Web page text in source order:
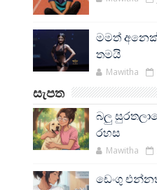
මමත්
තමයි
Mawitha
සැපත
බලු
රහස
Mawitha
ඩෙංගු